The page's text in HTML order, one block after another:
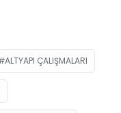
ALTYAPI ÇALIŞMALARI